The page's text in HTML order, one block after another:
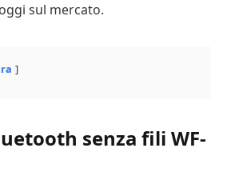
sul mercato.
senza fili WF-